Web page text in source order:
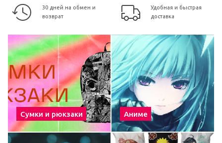
30 дней на обмен и
возврат
Удобная и быстрая
доставка
Сумки и рюкзаки Аниме